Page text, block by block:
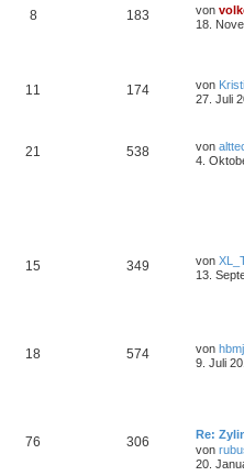
8 183 von
18.
11 174 von
27. Juli
21 538 von
4.
15 349 von
13.
18 574 von
9. Juli
76 306
Re:
von
20.